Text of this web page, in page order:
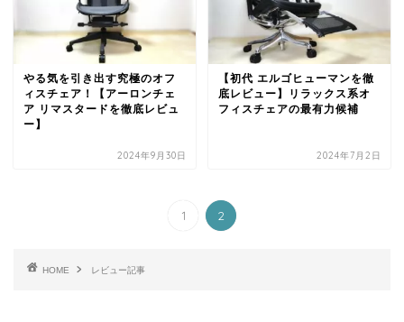
やる気を引き出す究極のオフ
ィスチェア！【アーロンチェ
ア リマスタードを徹底レビュ
ー】
2024年9月30日
【初代 エルゴヒューマンを徹
底レビュー】リラックス系オ
フィスチェアの最有力候補
2024年7月2日
1 2
HOME レビュー記事